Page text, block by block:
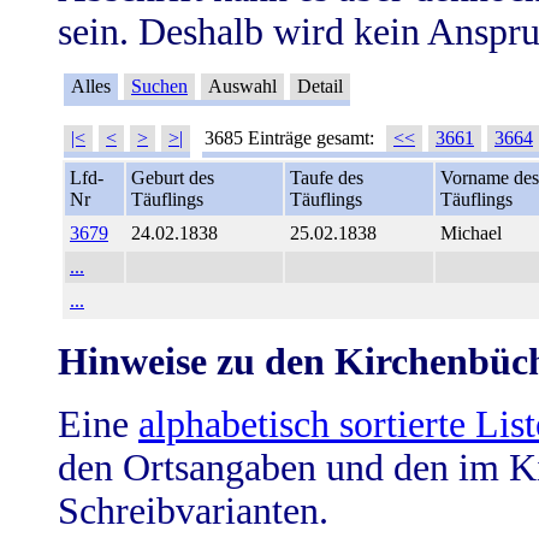
sein. Deshalb wird kein
Alles Suchen Auswahl Detail
|< < > >| 3685 Einträge gesamt: << 3661
3664
Lfd-
Nr
Geburt des
Täuflings
Taufe des
Täuflings
Vorname des
Täuflings
3679
24.02.1838 25.02.1838
Michael
...
...
Hinweise zu den
Eine alphabetisch sortierte
den Ortsangaben und den im
Schreibvarianten.